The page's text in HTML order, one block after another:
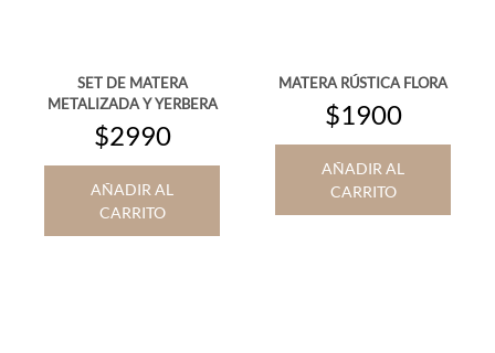
SET DE MATERA
METALIZADA Y YERBERA
$2990
AÑADIR AL
CARRITO
MATERA RÚSTICA FLORA
$1900
AÑADIR AL
CARRITO